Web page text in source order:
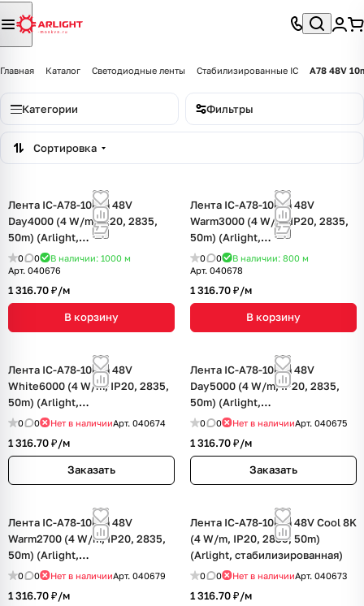
Главная Каталог Светодиодные ленты Стабилизированные IC A78 48V
Категории Фильтры
Сортировка
Лента IC-A78-10mm 48V
Day4000 (4 W/m, IP20, 2835,
50m) (Arlight,
стабилизированная)
0 0 В наличии: 1000 м
Арт. 040676
1 316.70 ₽/м
В корзину
Лента IC-A78-10mm 48V
Warm3000 (4 W/m, IP20, 2835,
50m) (Arlight,
стабилизированная)
0 0 В наличии: 800 м
Арт. 040678
1 316.70 ₽/м
В корзину
Лента IC-A78-10mm 48V
White6000 (4 W/m, IP20, 2835,
50m) (Arlight,
стабилизированная)
0 0 Нет в наличииАрт. 040674
1 316.70 ₽/м
Заказать
Лента IC-A78-10mm 48V
Day5000 (4 W/m, IP20, 2835,
50m) (Arlight,
стабилизированная)
0 0 Нет в наличииАрт. 040675
1 316.70 ₽/м
Заказать
Лента IC-A78-10mm 48V
Warm2700 (4 W/m, IP20, 2835,
50m) (Arlight,
стабилизированная)
0 0 Нет в наличииАрт. 040679
1 316.70 ₽/м
Лента IC-A78-10mm 48V Cool 8K
(4 W/m, IP20, 2835, 50m)
(Arlight, стабилизированная)
0 0 Нет в наличииАрт. 040673
1 316.70 ₽/м